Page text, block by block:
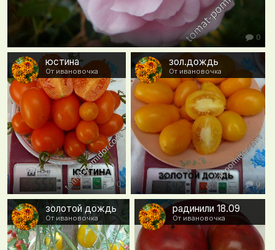
0
юстина
От ивановочка
0
зол.дождь
От ивановочка
0
золотой дождь
От ивановочка
радинили 18.09
От ивановочка